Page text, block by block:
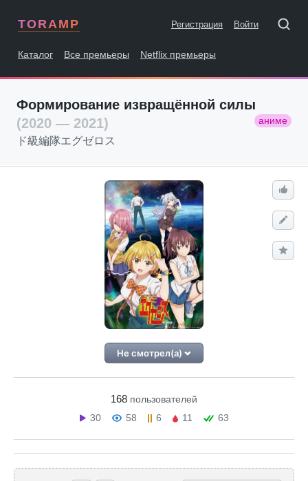
TORAMP Регистрация Войти
Каталог Все премьеры Netflix премьеры
Формирование извращённой силы
(2020 — 2021)
аниме
ド級編隊エグゼロス
Не смотрел(а)
168 пользователей
30
58 6 11 63